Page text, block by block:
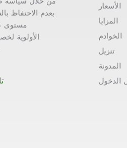
بعدم الاحتفاظ
مستوى
الأسعار
المزايا
الخوادم
تنزيل
المدونة
الدخول